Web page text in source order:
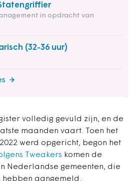
in opdracht van
(32-36 uur)
volledig gevuld zijn, en de
maanden vaart. Toen het
werd opgericht, begon het
Tweakers komen de
Nederlandse gemeenten, die
hebben aangemeld.